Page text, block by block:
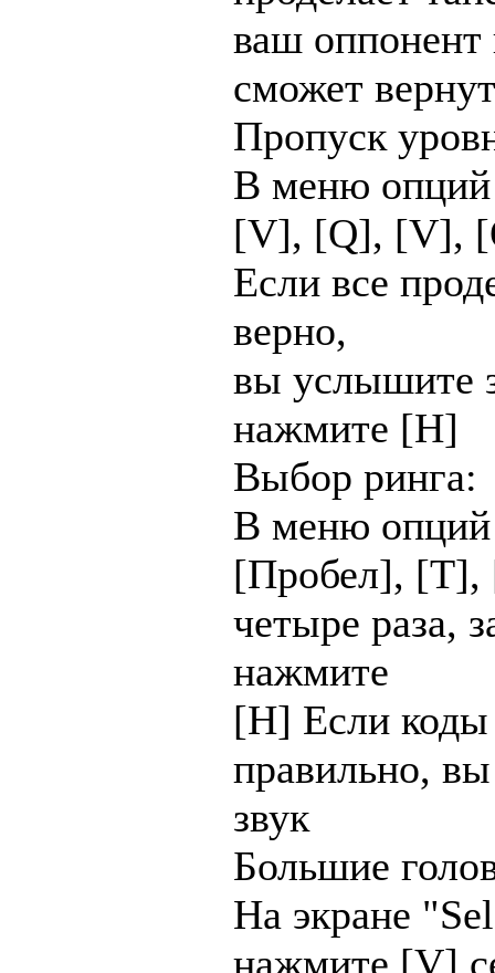
ваш оппонент
сможет
Пропуск
В меню
[V], [Q], [V],
Если все
верно,
вы услышите
нажмите [H]
Выбор ринга:
В меню
[Пробел],
четыре раза,
нажмите
[H] Если
правильно,
звук
Большие
На экране
нажмите [V]